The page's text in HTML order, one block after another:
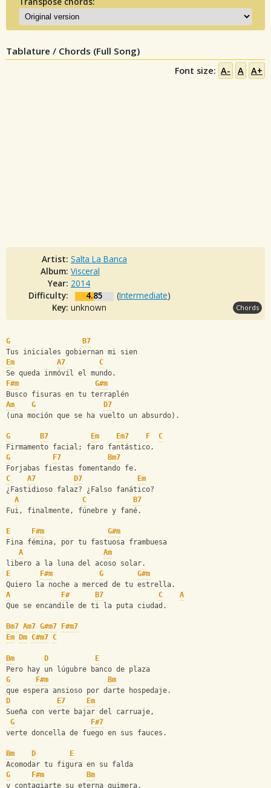
Tablature / Chords (Full Song)
Font size: A- A A+
Artist: Salta La Banca
Album: Visceral
Year: 2014
Difficulty:
4.85 (Intermediate)
Key: unknown Chords
G
B7
Tus iniciales gobiernan mi sien
Em
A7
C
Se queda inmóvil el mundo.
F#m
G#m
Busco fisuras en tu terraplén
Am
G
D7
(una moción que se ha vuelto un absurdo).
G B7 Em Em7 F
C
Firmamento facial; faro fantástico.
G
F7
Bm7
Forjabas fiestas fomentando fe.
C
A7 D7
Em
¿Fastidioso falaz? ¿Falso fanático?
A
C
B7
Fui, finalmente, fúnebre y fané.
E F#m
G#m
Fina fémina, por tu fastuosa frambuesa
A
Am
libero a la luna del acoso solar.
E
F#m G
G#m
Quiero la noche a merced de tu estrella.
A
F# B7 C
A
Que se encandile de ti la puta ciudad.
Bm7 Am7 G#m7
F#m7
Em
Dm C#m7 C
Bm D
E
Pero hay un lúgubre banco de plaza
G
F#m
Bm
que espera ansioso por darte hospedaje.
D
E7
Em
Sueña con verte bajar del carruaje,
G
F#7
verte doncella de fuego en sus fauces.
Bm D
E
Acomodar tu figura en su falda
G
F#m
Bm
y contagiarte su eterna quimera.